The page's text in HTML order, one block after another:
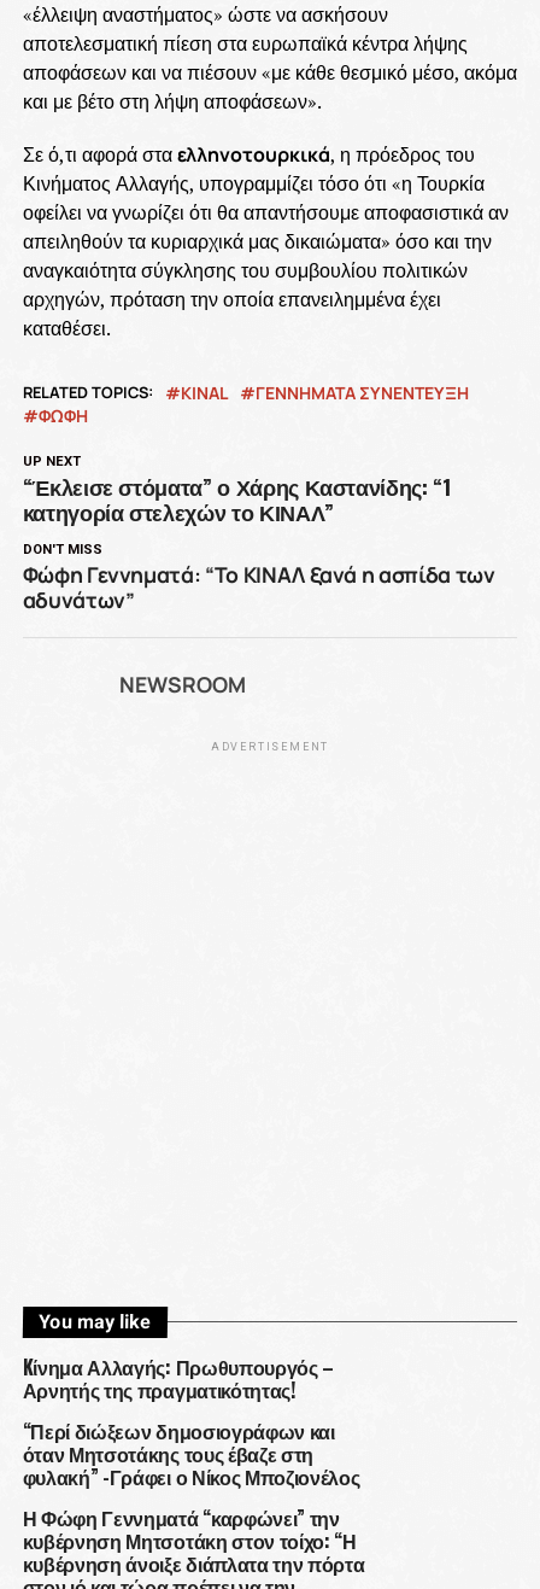
«έλλειψη αναστήματος» ώστε να ασκήσουν
αποτελεσματική πίεση στα ευρωπαϊκά κέντρα λήψης
αποφάσεων και να πιέσουν «με κάθε θεσμικό μέσο, ακόμα
και με βέτο στη λήψη αποφάσεων».
Σε ό,τι αφορά σταελληνοτουρκικά, η πρόεδρος του
Κινήματος Αλλαγής, υπογραμμίζει τόσο ότι «η Τουρκία
οφείλει να γνωρίζει ότι θα απαντήσουμε αποφασιστικά αν
απειληθούν τα κυριαρχικά μας δικαιώματα» όσο και την
αναγκαιότητα σύγκλησης του συμβουλίου πολιτικών
αρχηγών, πρόταση την οποία επανειλημμένα έχει
καταθέσει.
RELATED TOPICS: KINAL
ΓΕΝΝΗΜΑΤΑ ΣΥΝΕΝΤΕΥΞΗ
ΦΩΦΗ
UP NEXT
“Έκλεισε στόματα” ο Χάρης Καστανίδης: “1
κατηγορία στελεχών το ΚΙΝΑΛ”
DON'T MISS
Φώφη Γεννηματά: “Το ΚΙΝΑΛ ξανά η ασπίδα των
αδυνάτων”
NEWSROOM
ADVERTISEMENT
You may like
Kίνημα Αλλαγής: Πρωθυπουργός –
Αρνητής της πραγματικότητας!
“Περί διώξεων δημοσιογράφων και
όταν Μητσοτάκης τους έβαζε στη
φυλακή” -Γράφει ο Νίκος Μποζιονέλος
Η Φώφη Γεννηματά “καρφώνει” την
κυβέρνηση Μητσοτάκη στον τοίχο: “Η
κυβέρνηση άνοιξε διάπλατα την πόρτα